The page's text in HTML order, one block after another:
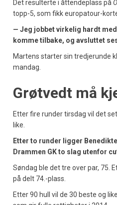
Det resulterte i åttendeplass på
topp-5, som fikk europatour-
— Jeg jobbet virkelig hardt
komme tilbake, og avsluttet
Martens starter sin tredjerunde
mandag.
Grøtvedt må
Etter fire runder tirsdag vil det
like.
Etter to runder ligger
Drammen GK to slag utenfor
Søndag ble det tre over par, 75.
på delt 74.-plass.
Etter 90 hull vil de 30 beste og